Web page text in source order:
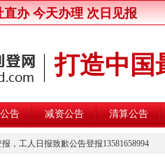
办 今天办理 次日见报
打造中国
告 减资公告 清算公告
，工人日报致歉公告登报13581658994